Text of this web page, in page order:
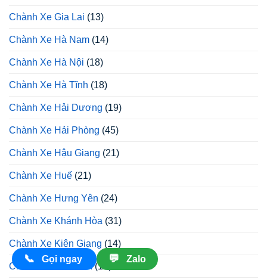
📞 Gọi ngay 💬 Zalo
Chành Xe Gia Lai (13)
Chành Xe Hà Nam (14)
Chành Xe Hà Nội (18)
Chành Xe Hà Tĩnh (18)
Chành Xe Hải Dương (19)
Chành Xe Hải Phòng (45)
Chành Xe Hậu Giang (21)
Chành Xe Huế (21)
Chành Xe Hưng Yên (24)
Chành Xe Khánh Hòa (31)
Chành Xe Kiên Giang (14)
Chành Xe Kon Tum(14)